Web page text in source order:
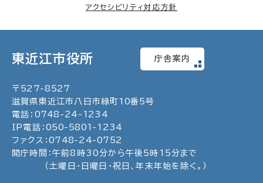
アクセシビリティ対応方針
東近江市役所 庁舎案内
〒 527-8527
滋賀県東近江市八日市緑町10番5号
電話： 0748 - 24 - 1234
IP電話： 050- 5801 - 1234
ファクス： 0748- 24-0752
開庁時間：午前8時30分から午後5時15分まで
（土曜日・日曜日・祝日、年末年始を除く。）